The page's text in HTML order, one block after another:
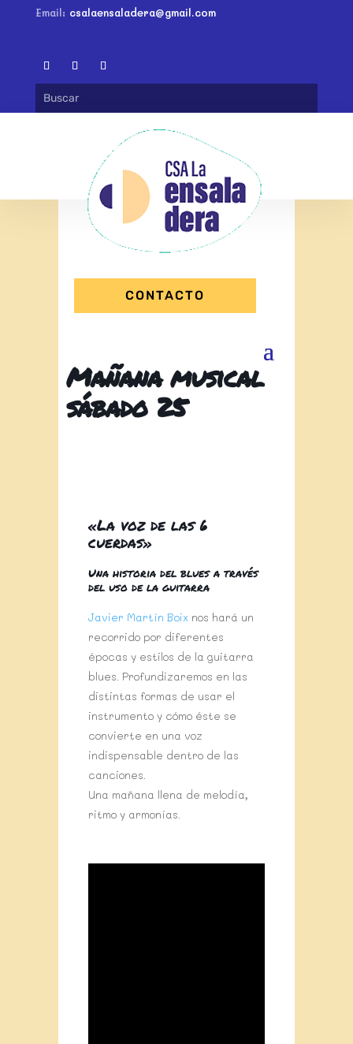
Email: csalaensaladera@gmail.com
CONTACTO
Mañana musical
sábado 25
«La voz de las 6
cuerdas»
Una historia del blues a través
del uso de la guitarra
Javier Martín Boix nos hará un
recorrido por diferentes
épocas y estilos de la guitarra
blues. Profundizaremos en las
distintas formas de usar el
instrumento y cómo éste se
convierte en una voz
indispensable dentro de las
canciones.
Una mañana llena de melodía,
ritmo y armonías.